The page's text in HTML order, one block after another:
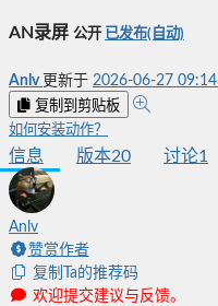
AN录屏 公开 已发布(自动)
Anlv 更新于 2026-06-27 09:14
复制到剪贴板
如何安装动作？
信息 版本20 讨论1
Anlv
赞赏作者
复制Ta的推荐码
欢迎提交建议与反馈。